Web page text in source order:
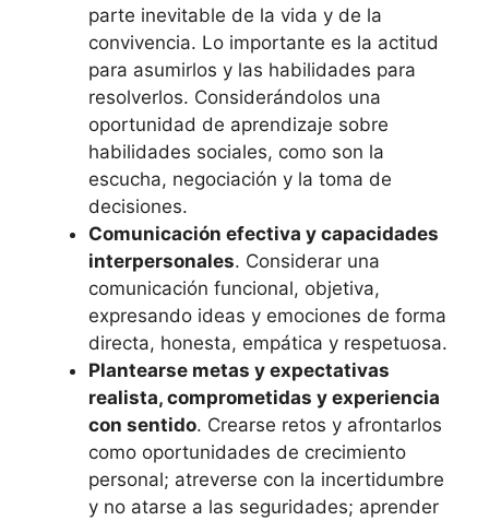
parte inevitable de la vida y de la
convivencia. Lo importante es la actitud
para asumirlos y las habilidades para
resolverlos. Considerándolos una
oportunidad de aprendizaje sobre
habilidades sociales, como son la
escucha, negociación y la toma de
decisiones.
Comunicación efectiva y capacidades
interpersonales. Considerar una
comunicación funcional, objetiva,
expresando ideas y emociones de forma
directa, honesta, empática y respetuosa.
Plantearse metas y expectativas
realista, comprometidas y experiencia
con sentido. Crearse retos y afrontarlos
como oportunidades de crecimiento
personal; atreverse con la incertidumbre
y no atarse a las seguridades; aprender